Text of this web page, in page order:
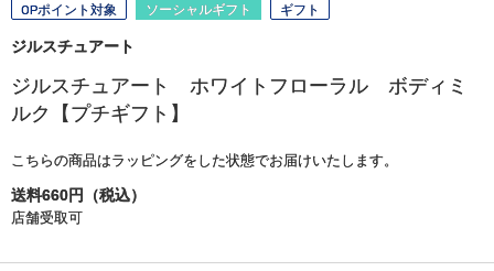
OPポイント対象 ソーシャルギフト ギフト
ジルスチュアート
ジルスチュアート ホワイトフローラル ボディミ
ルク【プチギフト】
こちらの商品はラッピングをした状態でお届けいたします。
送料660円（税込）
店舗受取可